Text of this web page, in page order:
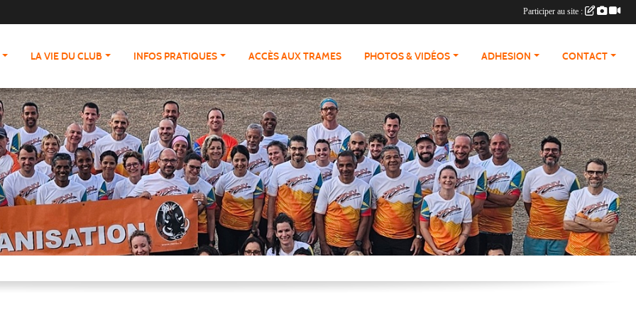
LA VIE DU CLUB INFOS PRATIQUES ACCÈS AUX TRAMES PHOTOS & VIDÉOS ADHESION CONTACT
Participer au site :